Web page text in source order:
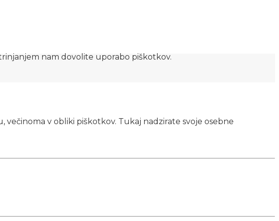
nam dovolite uporabo piškotkov.
v obliki piškotkov. Tukaj nadzirate svoje osebne